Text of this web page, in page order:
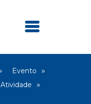
Evento
Atividade